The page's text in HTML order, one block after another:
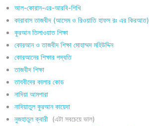
আল-কোরান-এর-আরবি-শিখি
কারাবাস তাজবীদ (আসেম ও রিওয়াতি হাফস রঃ এর কিরআত)
কুরআন তিলাওয়াত শিক্ষা
কোরআন ও তাজবীদ শিক্ষা মোহাম্মদ মহিউদ্দিন
কোরআনের শিক্ষার পদ্বতি
তাজবীদ শিক্ষা
তাযবীদের কালার কোড
নাদিয়া আমপারা
নাদিয়াতুল কুরআন কায়েদা
নুজহাতুল ক্বারী (এটা সবচেয়ে ভাল)